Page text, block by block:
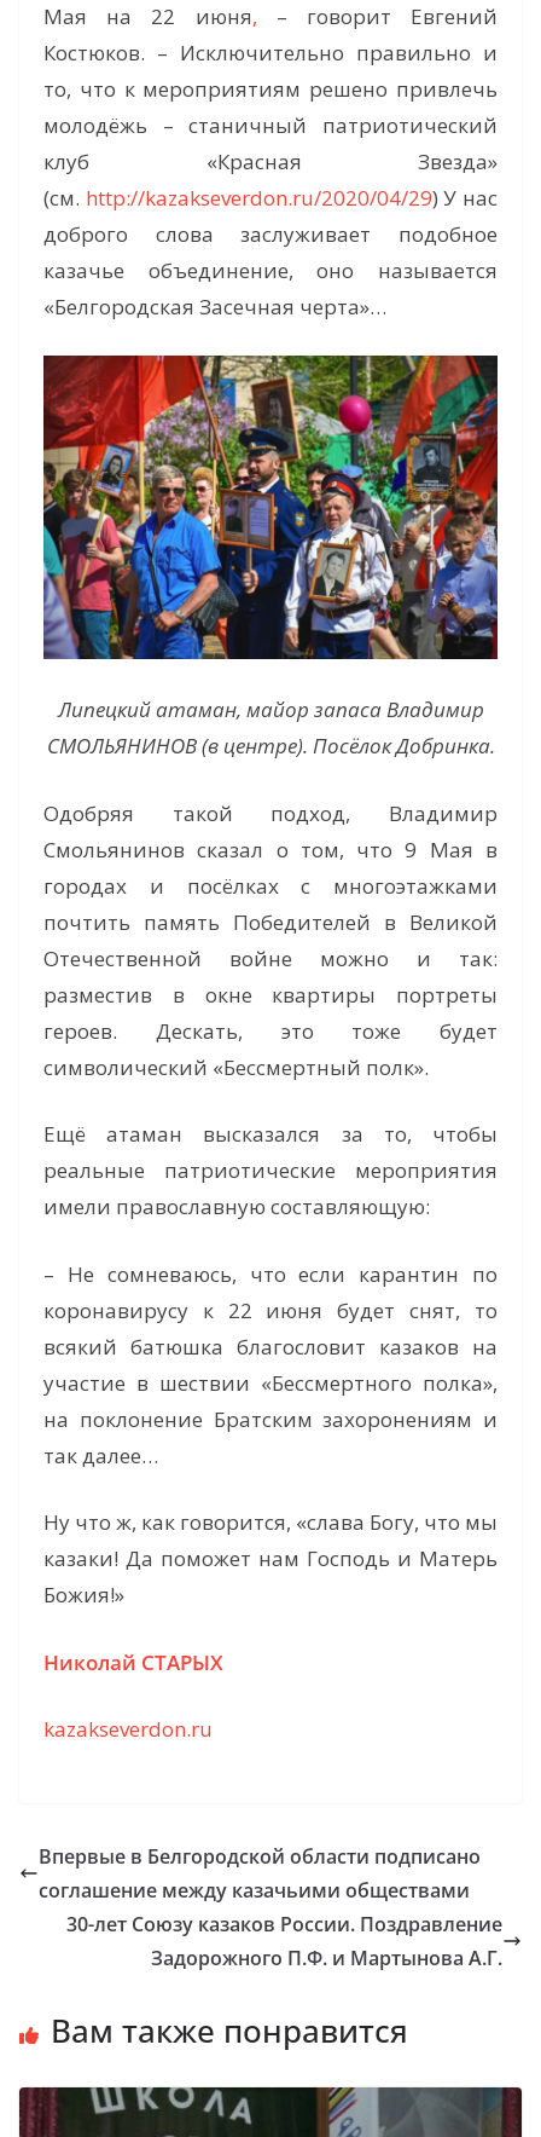
Мая на 22 июня, – говорит Евгений
Костюков. – Исключительно правильно и
то, что к мероприятиям решено привлечь
молодёжь – станичный патриотический
клуб «Красная Звезда»
(см. http://kazakseverdon.ru/2020/04/29) У нас
доброго слова заслуживает подобное
казачье объединение, оно называется
«Белгородская Засечная черта»…
Липецкий атаман, майор запаса Владимир
СМОЛЬЯНИНОВ (в центре). Посёлок Добринка.
Одобряя такой подход, Владимир
Смольянинов сказал о том, что 9 Мая в
городах и посёлках с многоэтажками
почтить память Победителей в Великой
Отечественной войне можно и так:
разместив в окне квартиры портреты
героев. Дескать, это тоже будет
символический «Бессмертный полк».
Ещё атаман высказался за то, чтобы
реальные патриотические мероприятия
имели православную составляющую:
– Не сомневаюсь, что если карантин по
коронавирусу к 22 июня будет снят, то
всякий батюшка благословит казаков на
участие в шествии «Бессмертного полка»,
на поклонение Братским захоронениям и
так далее…
Ну что ж, как говорится, «слава Богу, что мы
казаки! Да поможет нам Господь и Матерь
Божия!»
Николай СТАРЫХ
kazakseverdon.ru
Впервые в Белгородской области подписано
соглашение между казачьими обществами
30-лет Союзу казаков России. Поздравление
Задорожного П.Ф. и Мартынова А.Г.
Вам также понравится